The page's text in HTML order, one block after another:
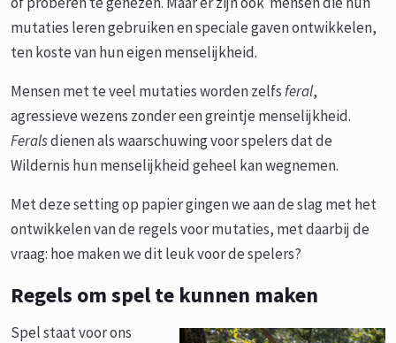
mutaties leren gebruiken en speciale gaven ontwikkelen,
ten koste van hun eigen menselijkheid.
Mensen met te veel mutaties worden zelfsferal,
agressieve wezens zonder een greintje menselijkheid.
Feralsdienen als waarschuwing voor spelers dat de
Wildernis hun menselijkheid geheel kan wegnemen.
Met deze setting op papier gingen we aan de slag met het
ontwikkelen van de regels voor mutaties, met daarbij de
vraag: hoe maken we dit leuk voor de spelers?
Regels om spel te kunnen maken
Spel staat voor ons